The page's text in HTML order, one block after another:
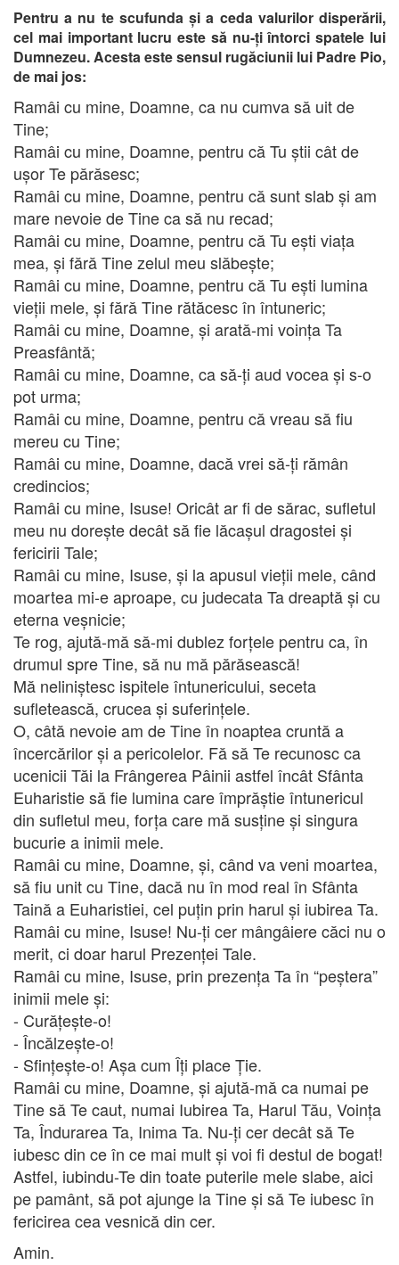
Pentru a nu te scufunda și a ceda valurilor disperării,
cel mai important lucru este să nu-ți întorci spatele lui
Dumnezeu. Acesta este sensul rugăciunii lui Padre Pio,
de mai jos:
Ramâi cu mine, Doamne, ca nu cumva să uit de
Tine;
Ramâi cu mine, Doamne, pentru că Tu știi cât de
ușor Te părăsesc;
Ramâi cu mine, Doamne, pentru că sunt slab și am
mare nevoie de Tine ca să nu recad;
Ramâi cu mine, Doamne, pentru că Tu ești viața
mea, și fără Tine zelul meu slăbește;
Ramâi cu mine, Doamne, pentru că Tu ești lumina
vieții mele, și fără Tine rătăcesc în întuneric;
Ramâi cu mine, Doamne, și arată-mi voința Ta
Preasfântă;
Ramâi cu mine, Doamne, ca să-ți aud vocea și s-o
pot urma;
Ramâi cu mine, Doamne, pentru că vreau să fiu
mereu cu Tine;
Ramâi cu mine, Doamne, dacă vrei să-ți rămân
credincios;
Ramâi cu mine, Isuse! Oricât ar fi de sărac, sufletul
meu nu dorește decât să fie lăcașul dragostei și
fericirii Tale;
Ramâi cu mine, Isuse, și la apusul vieții mele, când
moartea mi-e aproape, cu judecata Ta dreaptă și cu
eterna veșnicie;
Te rog, ajută-mă să-mi dublez forțele pentru ca, în
drumul spre Tine, să nu mă părăsească!
Mă neliniștesc ispitele întunericului, seceta
sufletească, crucea și suferințele.
O, câtă nevoie am de Tine în noaptea cruntă a
încercărilor și a pericolelor. Fă să Te recunosc ca
ucenicii Tăi la Frângerea Pâinii astfel încât Sfânta
Euharistie să fie lumina care împrăștie întunericul
din sufletul meu, forța care mă susține și singura
bucurie a inimii mele.
Ramâi cu mine, Doamne, și, când va veni moartea,
să fiu unit cu Tine, dacă nu în mod real în Sfânta
Taină a Euharistiei, cel puțin prin harul și iubirea Ta.
Ramâi cu mine, Isuse! Nu-ți cer mângâiere căci nu o
merit, ci doar harul Prezenței Tale.
Ramâi cu mine, Isuse, prin prezența Ta în “peștera”
inimii mele și:
- Curățește-o!
- Încălzește-o!
- Sfințește-o! Așa cum Îți place Ție.
Ramâi cu mine, Doamne, și ajută-mă ca numai pe
Tine să Te caut, numai Iubirea Ta, Harul Tău, Voința
Ta, Îndurarea Ta, Inima Ta. Nu-ți cer decât să Te
iubesc din ce în ce mai mult și voi fi destul de bogat!
Astfel, iubindu-Te din toate puterile mele slabe, aici
pe pamânt, să pot ajunge la Tine și să Te iubesc în
fericirea cea vesnică din cer.
Amin.